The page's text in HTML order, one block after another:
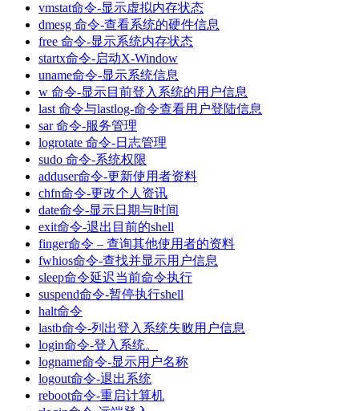
vmstat命令-显示虚拟内存状态
dmesg 命令-查看系统的硬件信息
free 命令-显示系统内存状态
startx命令-启动X-Window
uname命令-显示系统信息
w 命令-显示目前登入系统的用户信息
last 命令与lastlog-命令查看用户登陆信息
sar 命令-服务管理
logrotate 命令-日志管理
sudo 命令-系统权限
adduser命令-更新使用者资料
chfn命令-更改个人资讯
date命令-显示日期与时间
exit命令-退出目前的shell
finger命令 – 查询其他使用者的资料
fwhios命令-查找并显示用户信息
sleep命令延迟当前命令执行
suspend命令-暂停执行shell
halt命令
lastb命令-列出登入系统失败用户信息
login命令-登入系统。
logname命令-显示用户名称
logout命令-退出系统
reboot命令-重启计算机